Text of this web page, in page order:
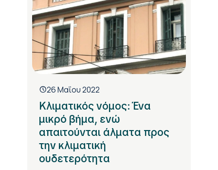
26 Μαΐου 2022
Κλιματικός νόμος: Ένα
μικρό βήμα, ενώ
απαιτούνται άλματα προς
την κλιματική
ουδετερότητα